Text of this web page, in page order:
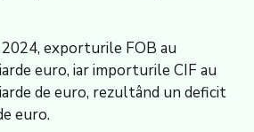
exporturile FOB au
euro, iar importurile CIF au
de euro, rezultând un deficit
euro.